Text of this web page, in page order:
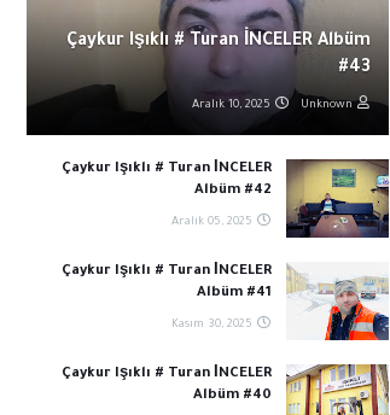
Çaykur Işıklı # Turan İNCELER Albüm
#43
Unknown
Aralık 10, 2025
Çaykur Işıklı # Turan İNCELER
Albüm #42
Aralık 05, 2025
Çaykur Işıklı # Turan İNCELER
Albüm #41
Kasım 30, 2025
Çaykur Işıklı # Turan İNCELER
Albüm #40